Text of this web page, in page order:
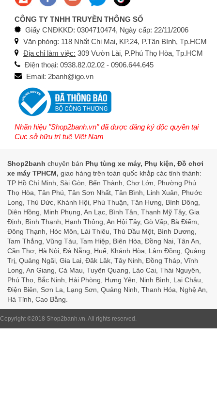
CÔNG TY TNHH TRUYỀN THÔNG SỐ
Giấy CNĐKKD: 0304710474, Ngày cấp: 22/11/2006
Văn phòng: 118 Nhất Chi Mai, KP.24, P.Tân Bình, Tp.HCM
Địa chỉ làm việc: 309 Vườn Lài, P.Phú Thọ Hòa, Tp.HCM
Điện thoại: 0938.82.02.02 - 0906.644.645
Email: 2banh@igo.vn
Nhãn hiệu "Shop2banh.vn" đã được đăng ký độc quyền tại
Cục sở hữu trí tuệ Việt Nam
Shop2banh chuyên bán Phụ tùng xe máy, Phụ kiện, Đồ chơi
xe máy TPHCM, giao hàng trên toàn quốc khắp các tỉnh thành:
TP Hồ Chí Minh, Sài Gòn, Bến Thành, Chợ Lớn, Phường Phú
Thọ Hòa, Tân Phú, Tân Sơn Nhất, Tân Bình, Linh Xuân, Phước
Long, Thủ Đức, Khánh Hội, Phú Thuận, Tân Hưng, Bình Đông,
Diên Hồng, Minh Phụng, An Lạc, Bình Tân, Thạnh Mỹ Tây, Gia
Định, Bình Thạnh, Hạnh Thông, An Hội Tây, Gò Vấp, Bà Điểm,
Đông Thạnh, Hóc Môn, Lái Thiêu, Thủ Dầu Một, Bình Dương,
Tam Thắng, Vũng Tàu, Tam Hiệp, Biên Hòa, Đồng Nai, Tân An,
Cần Thơ, Hà Nội, Đà Nẵng, Huế, Khánh Hòa, Lâm Đồng, Quảng
Trị, Quảng Ngãi, Gia Lai, Đăk Lăk, Tây Ninh, Đồng Tháp, Vĩnh
Long, An Giang, Cà Mau, Tuyên Quang, Lào Cai, Thái Nguyên,
Phú Thọ, Bắc Ninh, Hải Phòng, Hưng Yên, Ninh Bình, Lai Châu,
Điện Biên, Sơn La, Lạng Sơn, Quảng Ninh, Thanh Hóa, Nghệ An,
Hà Tỉnh, Cao Bằng.
Copyright ©2018 Shop2banh.vn. All rights reserved.